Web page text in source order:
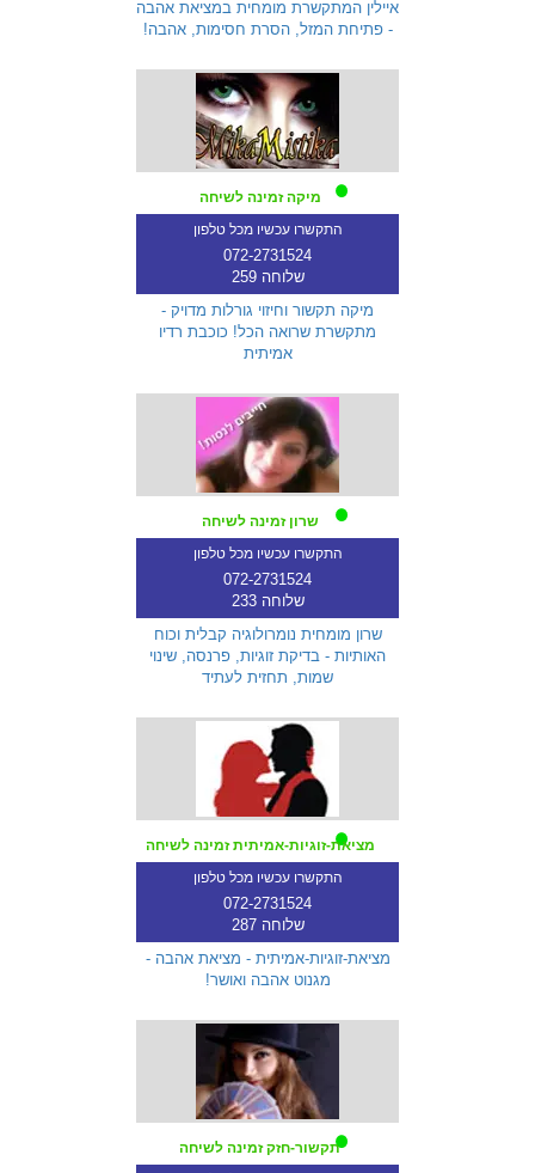
איילין המתקשרת מומחית במציאת אהבה
- פתיחת המזל, הסרת חסימות, אהבה!
מיקה זמינה לשיחה
התקשרו עכשיו מכל טלפון
072-2731524
שלוחה 259
מיקה תקשור וחיזוי גורלות מדויק -
מתקשרת שרואה הכל! כוכבת רדיו
אמיתית
שרון זמינה לשיחה
התקשרו עכשיו מכל טלפון
072-2731524
שלוחה 233
שרון מומחית נומרולוגיה קבלית וכוח
האותיות - בדיקת זוגיות, פרנסה, שינוי
שמות, תחזית לעתיד
מציאת-זוגיות-אמיתית זמינה לשיחה
התקשרו עכשיו מכל טלפון
072-2731524
שלוחה 287
מציאת-זוגיות-אמיתית - מציאת אהבה -
מגנוט אהבה ואושר!
תקשור-חזק זמינה לשיחה